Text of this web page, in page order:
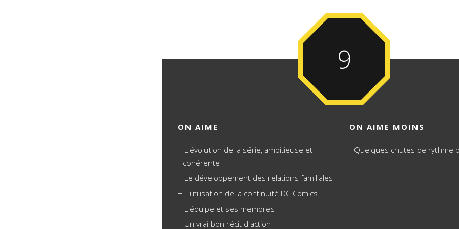
9
ON AIME
L'évolution de la série, ambitieuse et
cohérente
Le développement des relations familiales
L'utilisation de la continuité DC Comics
L'équipe et ses membres
Un vrai bon récit d'action
ON AIME MOINS
Quelques chutes de rythme